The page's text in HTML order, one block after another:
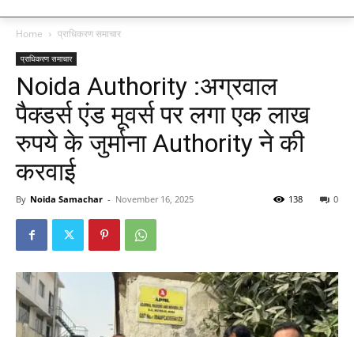
Home प्राधिकरण समाचार
प्राधिकरण समाचार
Noida Authority :अग्रवाल
पैक्डर्स एंड मूवर्स पर लगा एक लाख
रुपये के जुर्माना Authority ने की
करवाई
By Noida Samachar - November 16, 2025 0
138